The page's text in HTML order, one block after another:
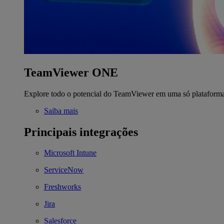
TeamViewer ONE
Explore todo o potencial do TeamViewer em uma só
Saiba mais
Principais integrações
Microsoft Intune
ServiceNow
Freshworks
Jira
Salesforce